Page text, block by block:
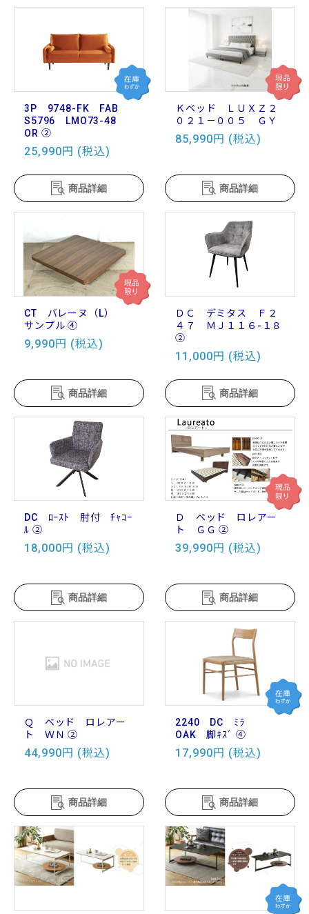
3P 9748-FK FAB
S5796 LMO73-48
OR ②
25,990円 (税込)
商品詳細
Ｋベッド ＬＵＸＺ２
０２１－００５ ＧＹ
85,990円 (税込)
商品詳細
CT バレーヌ（L）
サンプル ④
9,990円 (税込)
商品詳細
ＤＣ デミタス Ｆ２
４７ ＭＪ１１６-１８
②
11,000円 (税込)
商品詳細
DC ﾛｰｽﾄ 肘付 ﾁｬｺｰ
ﾙ ②
18,000円 (税込)
商品詳細
Ｄ ベッド ロレアー
ト ＧＧ ②
39,990円 (税込)
商品詳細
Ｑ ベッド ロレアー
ト ＷＮ ②
44,990円 (税込)
商品詳細
2240 DC ﾐﾗ
OAK 脚ｷｽﾞ ④
17,990円 (税込)
商品詳細